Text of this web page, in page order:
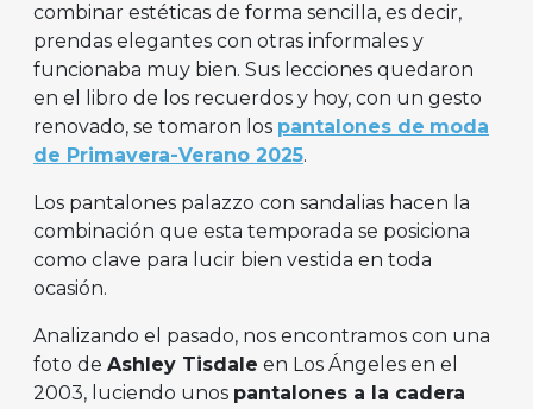
combinar estéticas de forma sencilla, es decir,
prendas elegantes con otras informales y
funcionaba muy bien. Sus lecciones quedaron
en el libro de los recuerdos y hoy, con un gesto
renovado, se tomaron los pantalones de moda
de Primavera-Verano 2025.
Los pantalones palazzo con sandalias hacen la
combinación que esta temporada se posiciona
como clave para lucir bien vestida en toda
ocasión.
Analizando el pasado, nos encontramos con una
foto de Ashley Tisdale en Los Ángeles en el
2003, luciendo unos pantalones a la cadera